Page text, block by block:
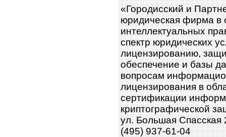
«Городисский и
юридическая фирма
интеллектуальных
спектр юридических
лицензированию,
обеспечение и базы
вопросам
лицензирования в
сертификации
криптографической
ул. Большая Спасская
(495) 937‐61-04